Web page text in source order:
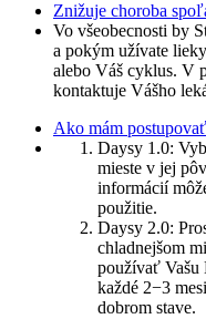
Znižuje choroba
Vo všeobecnosti by
a pokým užívate
alebo Váš cyklus. V
kontaktuje Vášho
Ako mám
Daysy 1.0:
mieste v jej
informácií
použitie.
Daysy 2.0:
chladnejšom
používať Vašu
každé 2−3
dobrom stave.